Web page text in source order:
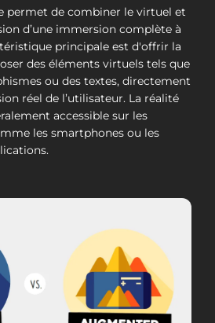
permet de combiner le virtuel et
d’une immersion complète à
principale est d'offrir la
des éléments virtuels tels que
ou des textes, directement
réel de l’utilisateur. La réalité
accessible sur les
les smartphones ou les